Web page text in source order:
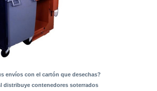
envíos con el cartón que desechas?
distribuye contenedores soterrados